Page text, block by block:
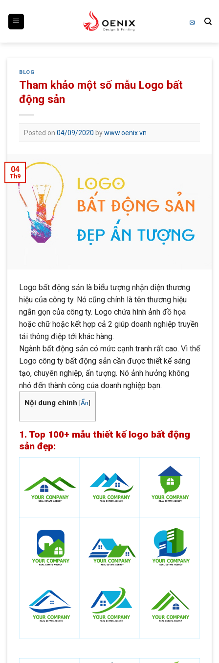
content
BLOG
Tham khảo một số mẫu Logo bất
động sản
Posted on 04/09/2020 bywww.oenix.vn
04
Th9
Logo bất động sản là biểu tượng nhận diện thương
hiệu của công ty. Nó cũng chính là tên thương hiệu
ngắn gọn của công ty. Logo chứa hình ảnh đồ họa
hoặc chữ hoặc kết hợp cả 2 giúp doanh nghiệp truyền
tải thông điệp tới khác hàng.
Ngành bất động sản có mức cạnh tranh rất cao. Vì thế
Logo công ty bất động sản cần được thiết kế sáng
tạo, chuyên nghiệp, ấn tượng. Nó ảnh hưởng không
nhỏ đến thành công của doanh nghiệp bạn.
Nội dung chính [Ẩn]
1. Top 100+ mẫu thiết kế logo bất động
sản đẹp: